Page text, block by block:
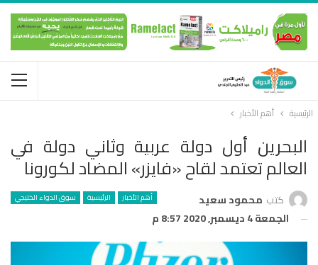
الرئيسية أهم الأخبار
البحرين أول دولة عربية وثاني دولة في
العالم تعتمد لقاح «فايزر» المضاد لكورونا
أهم الأخبار الرئيسية سوق الدواء الخليجي كتب محمود سعيد
الجمعة 4 ديسمبر, 2020 8:57 م